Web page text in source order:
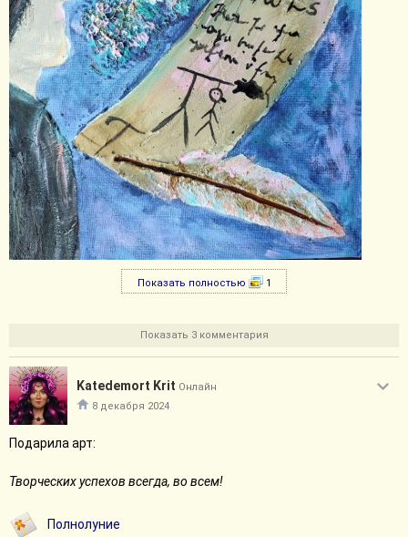
Показать полностью 1
Показать 3 комментария
Katedemort Krit Онлайн
8 декабря 2024
Подарила арт:
Творческих успехов всегда, во всем!
Полнолуние